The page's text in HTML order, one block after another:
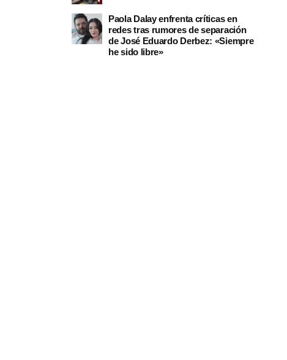
Paola Dalay enfrenta críticas en
redes tras rumores de separación
de José Eduardo Derbez: «Siempre
he sido libre»